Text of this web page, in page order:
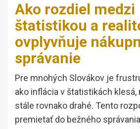
Ako rozdiel medzi
štatistikou a
ovplyvňuje
správanie
Pre mnohých Slovákov je
ako inflácia v štatistikách klesá,
stále rovnako drahé. Tento
premietať do bežného